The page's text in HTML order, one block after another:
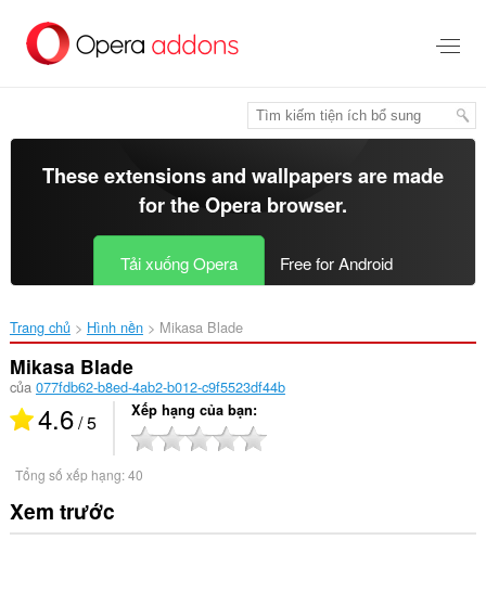
đến
These extensions and wallpapers are made
for theOpera browser.
Tải xuống Opera Free for Android
Trang chủ Hình nền Mikasa Blade‎
Mikasa Blade
của 077fdb62-b8ed-4ab2-b012-c9f5523df44b
4.6/ 5 Xếp hạng của bạn
Tổng số xếp hạng:40
Xem trước